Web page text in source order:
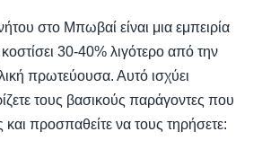
στο Μπωβαί είναι μια εμπειρία
30-40% λιγότερο από την
πρωτεύουσα. Αυτό ισχύει
τους βασικούς παράγοντες που
και προσπαθείτε να τους τηρήσετε: